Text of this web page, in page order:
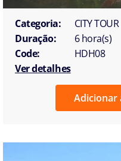
Categoria:
CITY TOUR
Duração:
6 hora(s)
Code:
HDH08
Ver detalhes
Adicionar